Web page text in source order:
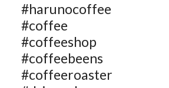
#harunocoffee
#coffee
#coffeeshop
#coffeebeens
#coffeeroaster